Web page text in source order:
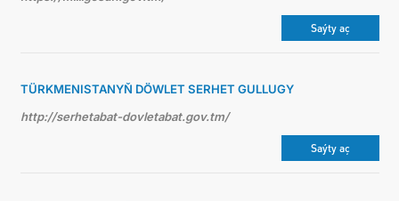
Saýty aç
TÜRKMENISTANYŇ DÖWLET SERHET GULLUGY
http://serhetabat-dovletabat.gov.tm/
Saýty aç